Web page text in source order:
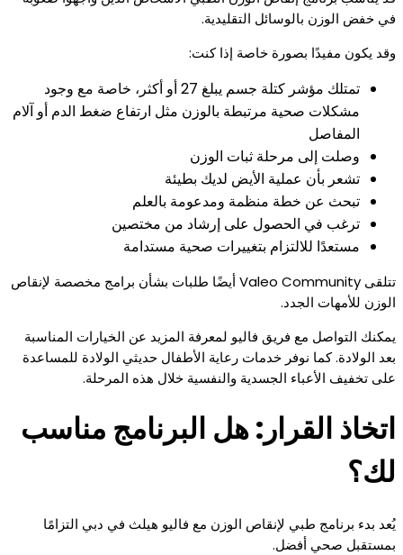
في خفض الوزن بالوسائل التقليدية.
وقد يكون مفيدًا بصورة خاصة إذا كنت:
تمتلك مؤشر كتلة جسم يبلغ 27 أو أكثر، خاصة مع وجود
مشكلات صحية مرتبطة بالوزن مثل ارتفاع ضغط الدم أو آلام
المفاصل
وصلت إلى مرحلة ثبات الوزن
تشعر بأن عملية الأيض لديك بطيئة
تبحث عن خطة منظمة ومدعومة بالعلم
ترغب في الحصول على إرشاد من مختصين
مستعدًا للالتزام بتغييرات صحية مستدامة
تتلقى Valeo Community أيضًا طلبات بشأن برامج مخصصة لإنقاص
الوزن للأمهات الجدد.
يمكنك التواصل مع فريق فاليو لمعرفة المزيد عن الخيارات المناسبة
بعد الولادة. كما نوفر خدمات رعاية الأطفال حديثي الولادة للمساعدة
على تخفيف الأعباء الجسدية والنفسية خلال هذه المرحلة.
اتخاذ القرار: هل البرنامج مناسب
لك؟
يُعد بدء برنامج طبي لإنقاص الوزن مع فاليو هيلث في دبي التزامًا
بمستقبل صحي أفضل.